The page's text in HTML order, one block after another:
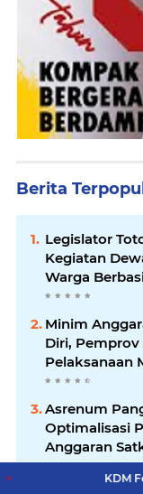
Berita
Legislator
Kegiatan
Warga
Minim
Diri,
Pelaksanaan
Asrenum
Optimalisasi
Anggaran
Evaluasi
KDM Fokus